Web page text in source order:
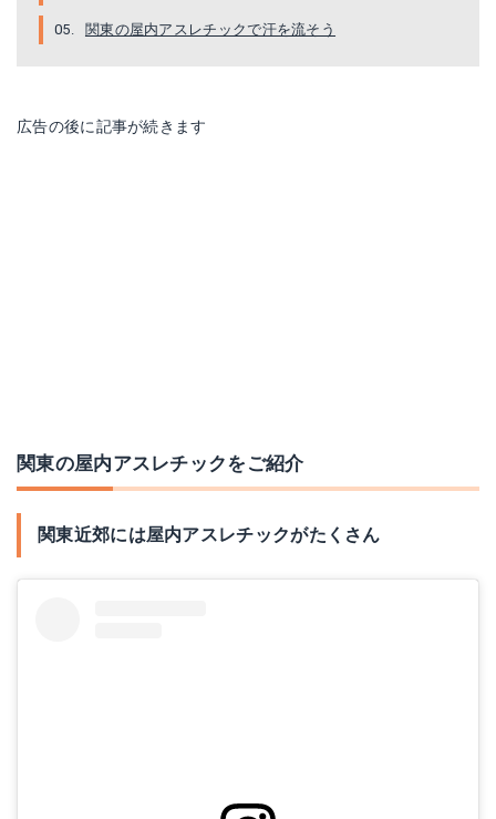
関東の屋内アスレチックで汗を流そう
広告の後に記事が続きます
関東の屋内アスレチックをご紹介
関東近郊には屋内アスレチックがたくさん